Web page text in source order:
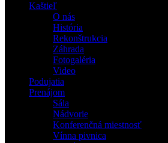
Kaštieľ
O nás
História
Rekonštrukcia
Záhrada
Fotogaléria
Video
Podujatia
Prenájom
Sála
Nádvorie
Konferenčná miestnosť
Vínna pivnica